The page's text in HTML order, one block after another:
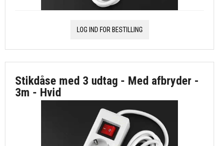
LOG IND FOR BESTILLING
Stikdåse med 3 udtag - Med afbryder -
3m - Hvid